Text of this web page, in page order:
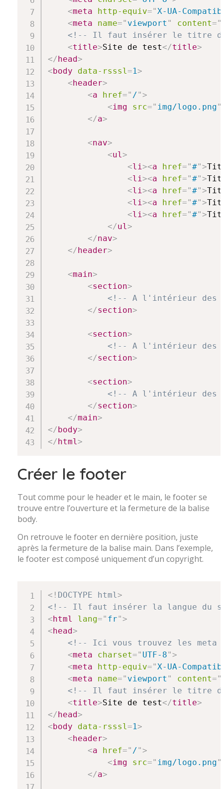
<meta http-equiv=" X-UA-
<meta name=" viewport " content="
<!-- Il faut insérer le titre de
<title>Site de test</title>
</head>
<body data-rsssl =1>
<header>
<a href=" /">
<img src=" img/logo.png"
</a>
<nav>
<ul >
<li ><a href="#">
<li ><a href="#">
<li ><a href="#">
<li ><a href="#">
<li ><a href="#">
</ul >
</nav>
</header>
<main>
<section>
<!-- A l'intérieur des
</section>
<section>
<!-- A l'intérieur des
</section>
<section>
<!-- A l'intérieur des
</section>
</main>
</body>
</html >
Créer le footer
Tout comme pour le header et le main, le footer se
trouve entre l’ouverture et la fermeture de la balise
body.
On retrouve le footer en dernière position, juste
après la fermeture de la balise main. Dans l’exemple,
le footer est composé uniquement d’un copyright.
<! DOCTYPE html>
<!-- Il faut insérer la langue du
< html lang=" fr">
< head>
<!-- Ici vous trouvez les meta
<meta charset=" UTF-8">
<meta http-equiv="X-UA-
<meta name=" viewport " content="
<!-- Il faut insérer le titre de
<title>Site de test</title>
</ head>
< body data-rsssl=1>
< header>
<a href=" /">
<img src=" img/logo.png"
</a>